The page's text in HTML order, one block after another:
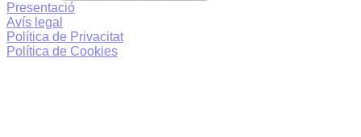
Presentació
Avís legal
Política de Privacitat
Política de Cookies